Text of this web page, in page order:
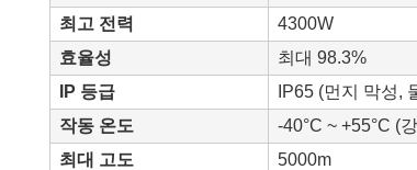
최고 전력
4300W
효율성
최대 98.3%
IP 등급
IP65 (먼지 막성,
작동 온도
-40°C ~ +55°C (
최대 고도
5000m